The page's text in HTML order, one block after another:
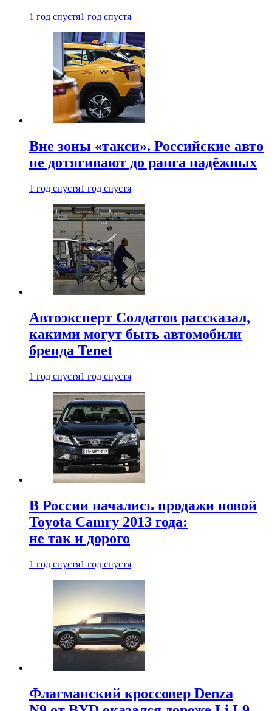
1 год спустя1 год спустя
Вне зоны «такси». Российские авто
не дотягивают до ранга надёжных
1 год спустя1 год спустя
Автоэксперт Солдатов рассказал,
какими могут быть автомобили
бренда Tenet
1 год спустя1 год спустя
В России начались продажи новой
Toyota Camry 2013 года:
не так и дорого
1 год спустя1 год спустя
Флагманский кроссовер Denza